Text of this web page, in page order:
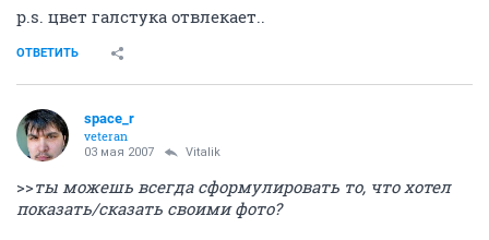
p.s. цвет галстука отвлекает..
ОТВЕТИТЬ
space_r
veteran
03 мая 2007 Vitalik
>>ты можешь всегда сформулировать то, что хотел
показать/сказать своими фото?